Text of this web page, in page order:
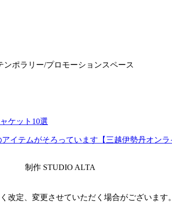
ポラリー/プロモーションスペース
ケット10選
イテムがそろっています【三越伊勢丹オンラ
制作 STUDIO ALTA
改定、変更させていただく場合がございます。